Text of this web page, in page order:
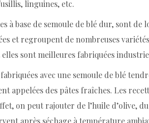
linguines, etc.
à base de semoule de blé dur, sont de
et regroupent de nombreuses
sont meilleures fabriquées
avec une semoule de blé
appelées des pâtes fraîches. Les
on peut rajouter de l’huile d’olive,
après séchage à température